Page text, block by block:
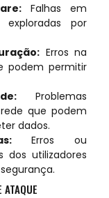
Falhas em
por
Erros na
podem permitir
Problemas
que podem
dados.
Erros ou
dos utilizadores